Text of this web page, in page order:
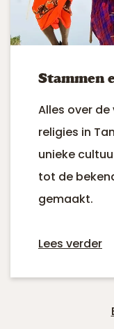
Stammen
Alles over
religies in
unieke
tot de
gemaakt.
Lees verder